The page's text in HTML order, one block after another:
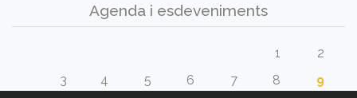
Agenda i esdeveniments
1
2
3
4 5 6 7 8
9